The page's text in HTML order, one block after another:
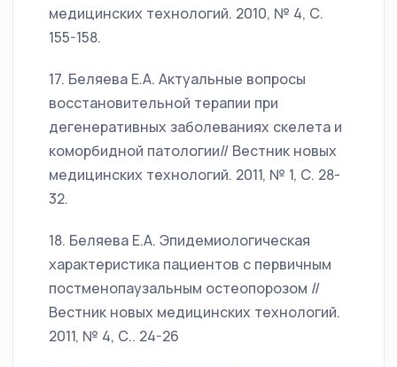
медицинских технологий. 2010, № 4, С.
155-158.
17. Беляева Е.А. Актуальные вопросы
восстановительной терапии при
дегенеративных заболеваниях скелета и
коморбидной патологии// Вестник новых
медицинских технологий. 2011, № 1, С. 28-
32.
18. Беляева Е.А. Эпидемиологическая
характеристика пациентов с первичным
постменопаузальным остеопорозом //
Вестник новых медицинских технологий.
2011, № 4, С.. 24-26